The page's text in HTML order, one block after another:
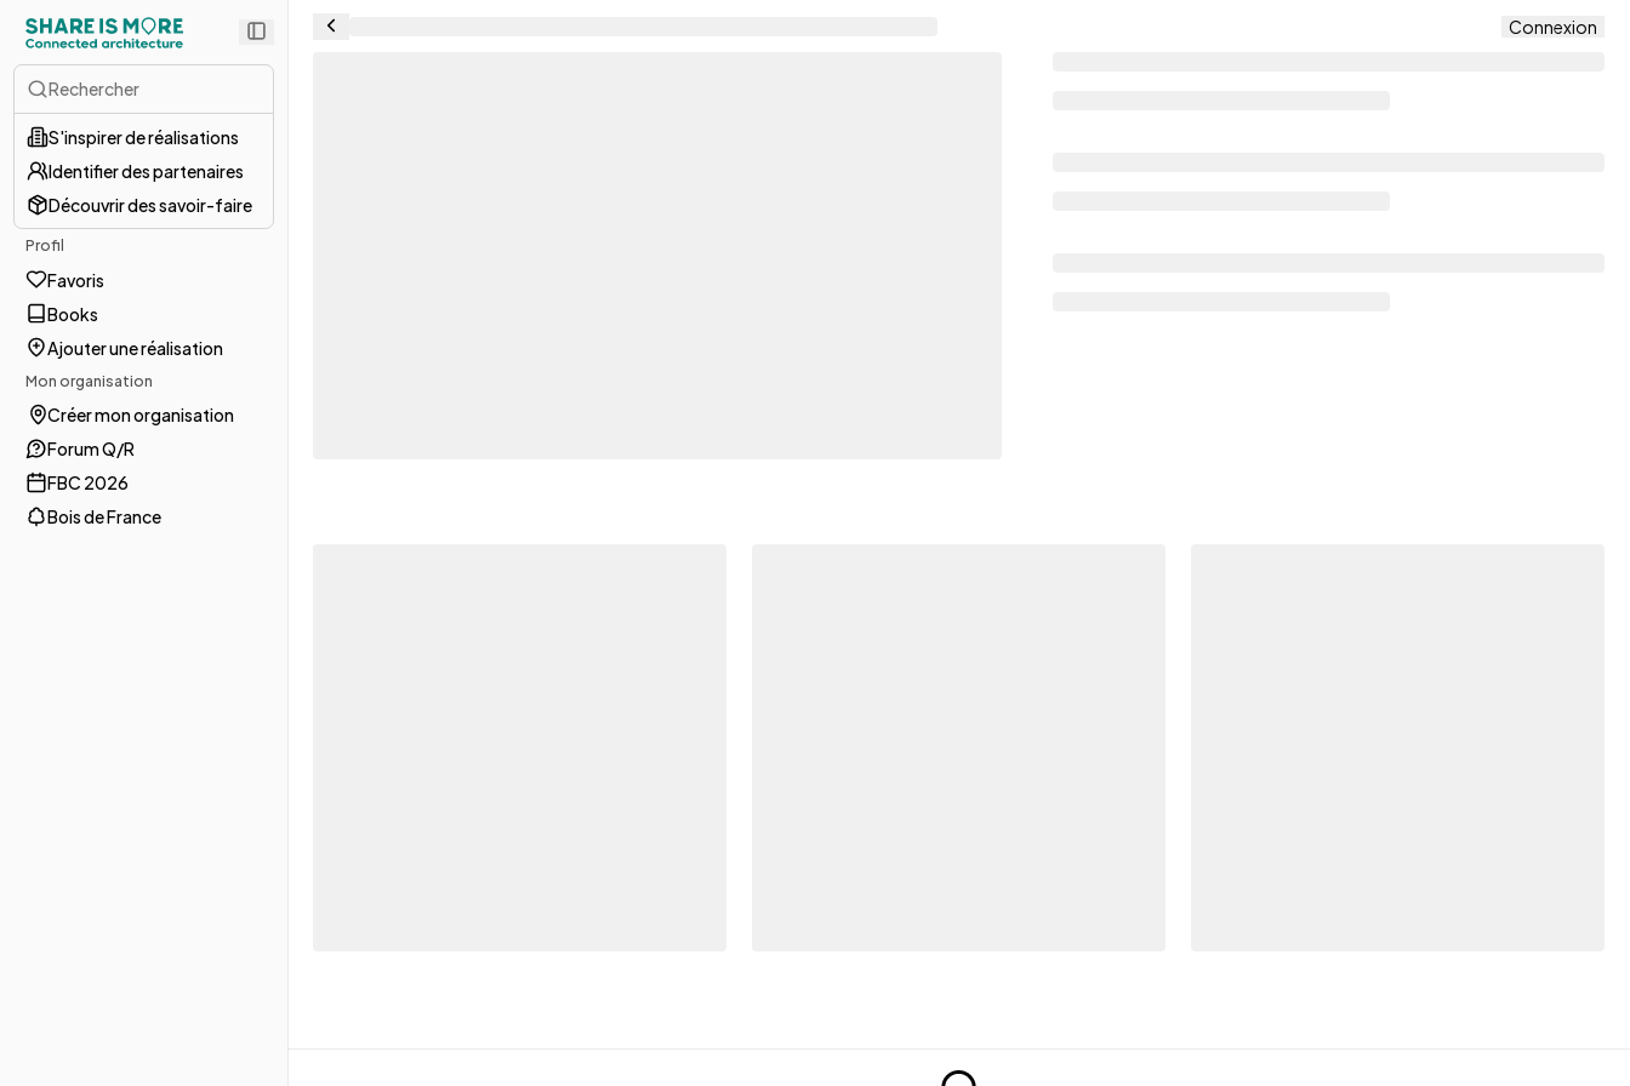
Rechercher
S'inspirer de réalisations
Identifier des partenaires
Découvrir des savoir-faire
Profil
Favoris
Books
Ajouter une réalisation
Mon organisation
Créer mon organisation
Forum Q/R
FBC 2026
Bois de France
Connexion